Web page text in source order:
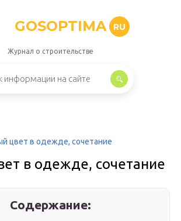
GOSOPTIMA RU
Журнал о строительстве
цвет в одежде, сочетание
в одежде, сочетание
Содержание: